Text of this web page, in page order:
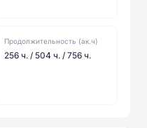
Продолжительность (ак.ч)
256 ч. / 504 ч. / 756 ч.